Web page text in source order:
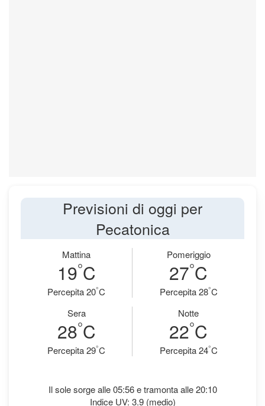
Previsioni di oggi per
Pecatonica
Mattina
19°C
Percepita 20°C
Pomeriggio
27°C
Percepita 28°C
Sera
28°C
Percepita 29°C
Notte
22°C
Percepita 24°C
Il sole sorge alle 05:56 e tramonta alle 20:10
Indice UV: 3.9 (medio)